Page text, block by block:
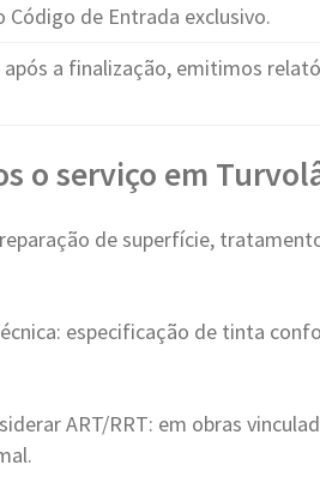
de Entrada exclusivo.
após a finalização, emitimos
o serviço em
de superfície,
especificação de tinta
ART/RRT: em obras